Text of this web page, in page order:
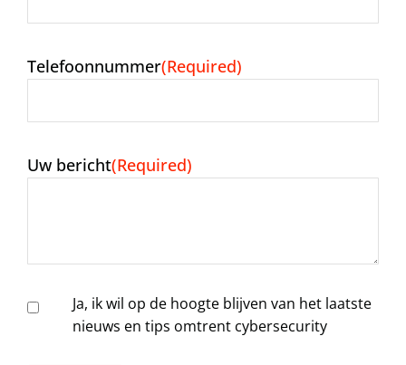
Telefoonnummer(Required)
Uw bericht(Required)
Aanmelden
nieuwsbrief
Ja, ik wil op de hoogte blijven van het laatste
nieuws en tips omtrent cybersecurity